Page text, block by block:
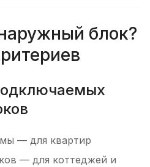
блок?
— для квартир
— для коттеджей и